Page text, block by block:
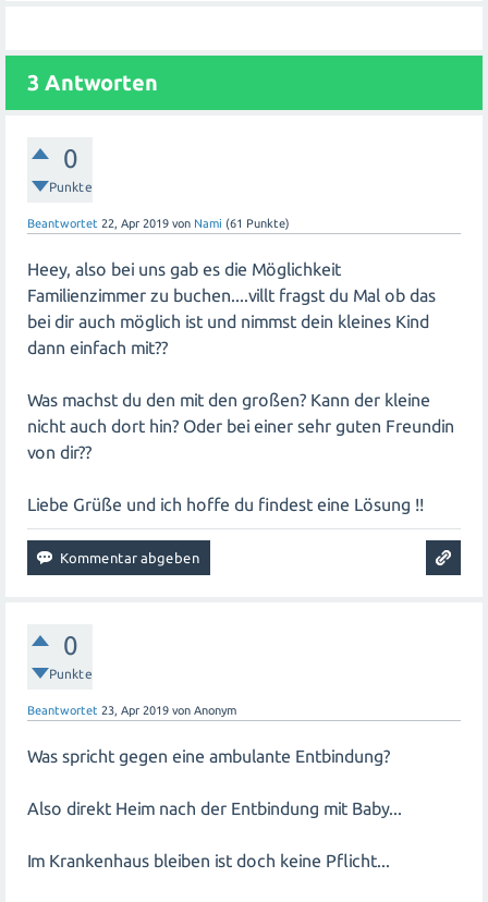
3 Antworten
0
Punkte
Beantwortet 22, Apr 2019 von Nami (61 Punkte)
Heey, also bei uns gab es die Möglichkeit
Familienzimmer zu buchen....villt fragst du Mal ob das
bei dir auch möglich ist und nimmst dein kleines Kind
dann einfach mit??
Was machst du den mit den großen? Kann der kleine
nicht auch dort hin? Oder bei einer sehr guten Freundin
von dir??
Liebe Grüße und ich hoffe du findest eine Lösung !!
0
Punkte
Beantwortet 23, Apr 2019 von Anonym
Was spricht gegen eine ambulante Entbindung?
Also direkt Heim nach der Entbindung mit Baby...
Im Krankenhaus bleiben ist doch keine Pflicht...